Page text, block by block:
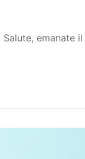
emanate